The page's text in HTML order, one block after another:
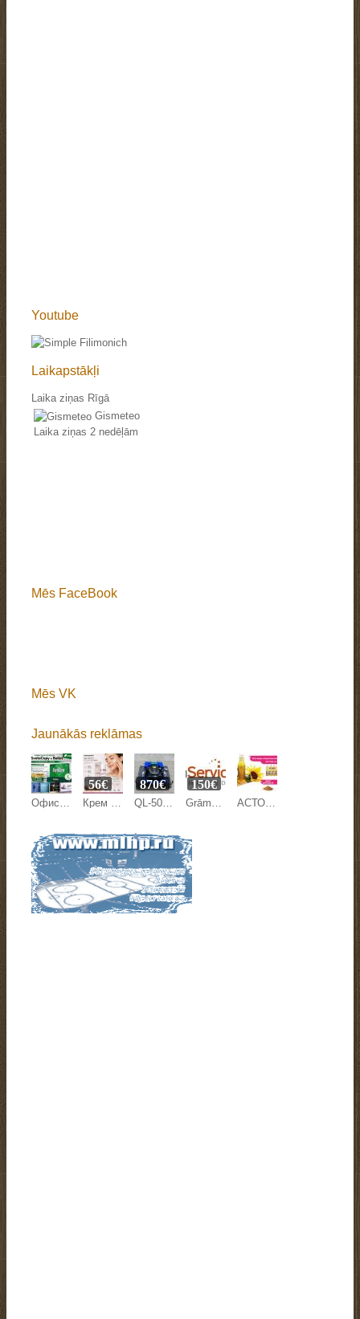
Youtube
Laikapstākļi
Laika ziņas Rīgā
Gismeteo
Laika ziņas 2 nedēļām
Mēs FaceBook
Mēs VK
Jaunākās reklāmas
Офисная бумага Svetocopy и Ballet от производителя - оптом Крем против морщин Mesoestetic Age Element 50 мл на Beyston
56€
QL-500Y LAWN MOWER
870€
Grāmatvedības pakalpojumi
150€
АСТОН - Оптовые продажи подсолнечного масла от завода. Экспорт